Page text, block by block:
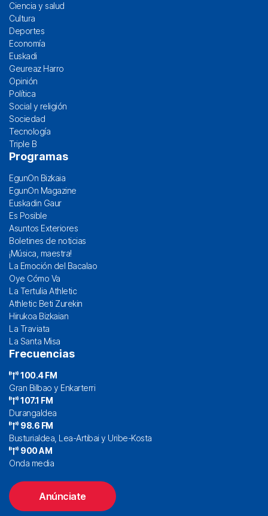
Ciencia y salud
Cultura
Deportes
Economía
Euskadi
Geureaz Harro
Opinión
Política
Social y religión
Sociedad
Tecnología
Triple B
Programas
EgunOn Bizkaia
EgunOn Magazine
Euskadin Gaur
Es Posible
Asuntos Exteriores
Boletines de noticias
¡Música, maestra!
La Emoción del Bacalao
Oye Cómo Va
La Tertulia Athletic
Athletic Beti Zurekin
Hirukoa Bizkaian
La Traviata
La Santa Misa
Frecuencias
100.4 FM
Gran Bilbao y Enkarterri
107.1 FM
Durangaldea
98.6 FM
Busturialdea, Lea-Artibai y Uribe-Kosta
900 AM
Onda media
Anúnciate